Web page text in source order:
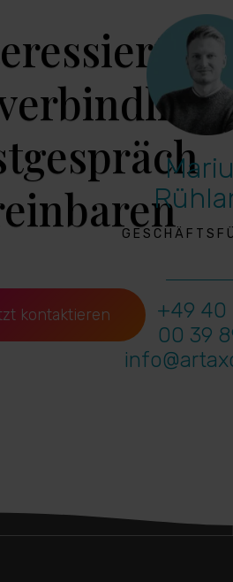
kontaktieren
+49 40
00 39